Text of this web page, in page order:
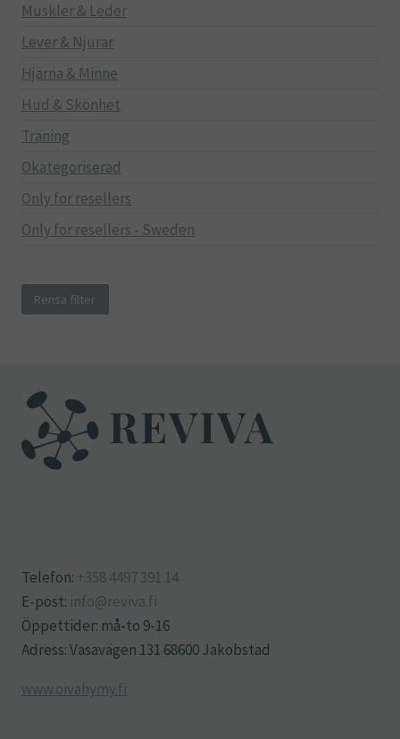
Muskler & Leder
Lever & Njurar
Hjärna & Minne
Hud & Skönhet
Träning
Okategoriserad
Only for resellers
Only for resellers - Sweden
Rensa filter
Telefon: +358 4497 391 14
E-post: info@reviva.fi
Öppettider: må-to 9-16
Adress: Vasavägen 131 68600 Jakobstad
www.oivahymy.fi